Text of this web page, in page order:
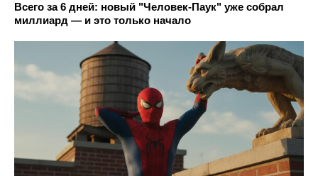
Всего за 6 дней: новый "Человек-Паук" уже собрал
миллиард — и это только начало